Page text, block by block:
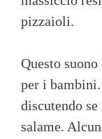
pizzaioli.
Questo
per i bambini.
discutendo
salame.